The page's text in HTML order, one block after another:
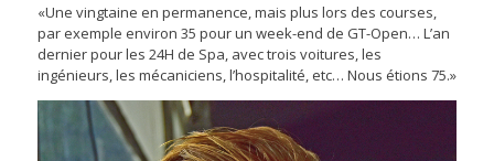
«Une vingtaine en permanence, mais plus lors des courses,
par exemple environ 35 pour un week-end de GT-Open… L’an
dernier pour les 24H de Spa, avec trois voitures, les
ingénieurs, les mécaniciens, l’hospitalité, etc… Nous étions 75.»